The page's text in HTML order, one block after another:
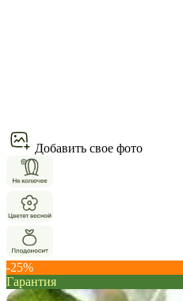
Добавить свое фото
-25%
Гарантия